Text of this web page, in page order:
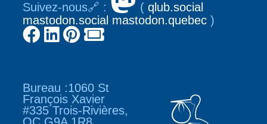
Suivez-nous🔗 : (qlub.social
mastodon.social mastodon.quebec )
Bureau :1060 St
François Xavier
#335 Trois-Rivières,